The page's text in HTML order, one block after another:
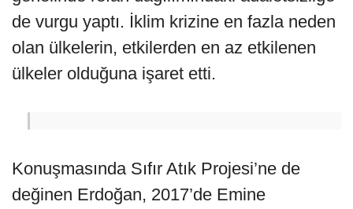
de vurgu yaptı. İklim krizine en fazla neden
olan ülkelerin, etkilerden en az etkilenen
ülkeler olduğuna işaret etti.
Konuşmasında Sıfır Atık Projesi’ne de
değinen Erdoğan, 2017’de Emine